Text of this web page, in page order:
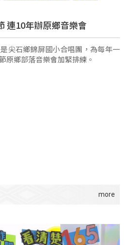
連10年辦原鄉音樂會
尖石鄉錦屏國小合唱團，為每年一
原鄉部落音樂會加緊排練。